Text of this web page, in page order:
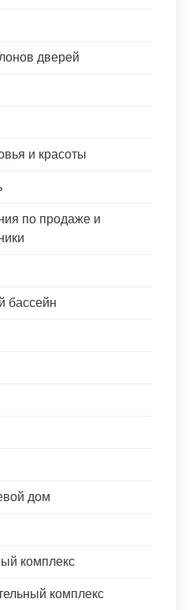
дверей
и красоты
по продаже и
бассейн
дом
комплекс
комплекс